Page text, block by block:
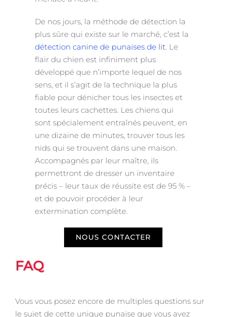
De nos jours, la méthode de détection la
plus sûre qui existe sur le marché, c’est la
détection canine de punaises de lit. Le
flair du chien est infiniment plus
développé que n’importe lequel de nos
sens, et il s’agit de la technique la plus
fiable pour dénicher tous les insectes et
toutes leurs cachettes. Les chiens qui
sont spécialement entraînés peuvent, en
une dizaine de minutes, trouver tous les
nids qui se trouvent dans une maison.
Accompagnés par leur maître, ils
permettront de dresser un inventaire
précis – leur taux de réussite est de 95 % –
et de pouvoir procéder à leur
extermination complète.
NOUS CONTACTER
FAQ
Vous vous posez encore de multiples questions sur
le sujet de cette unique punaise que vous avez